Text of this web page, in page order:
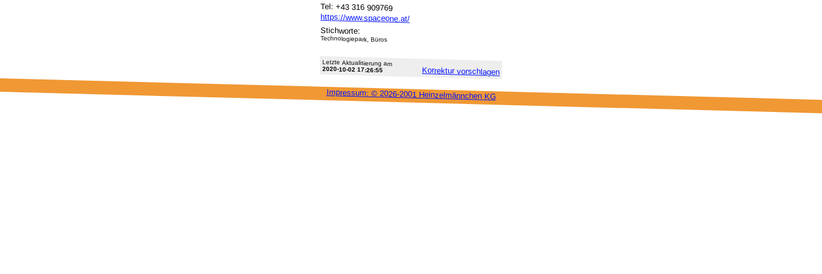
Tel: +43 316 909769
https://www.spaceone.at/
Stichworte:
Technologiepark, Büros
Letzte Aktu­alisie­rung am
2020-10-02 17:26:55 Korrektur vor­schlagen
Impressum: © 2026-2001 Heinzel­männchen KG